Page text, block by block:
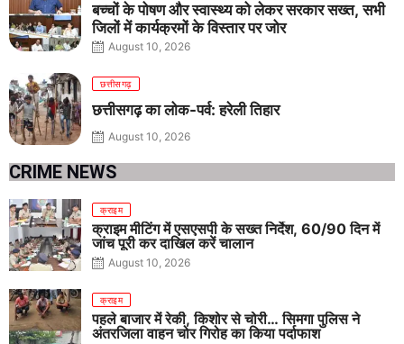
बच्चों के पोषण और स्वास्थ्य को लेकर सरकार सख्त, सभी
जिलों में कार्यक्रमों के विस्तार पर जोर
August 10, 2026
छत्तीसगढ़
छत्तीसगढ़ का लोक-पर्व: हरेली तिहार
August 10, 2026
CRIME NEWS
क्राइम
क्राइम मीटिंग में एसएसपी के सख्त निर्देश, 60/90 दिन में
जांच पूरी कर दाखिल करें चालान
August 10, 2026
क्राइम
पहले बाजार में रेकी, किशोर से चोरी… सिमगा पुलिस ने
अंतरजिला वाहन चोर गिरोह का किया पर्दाफाश